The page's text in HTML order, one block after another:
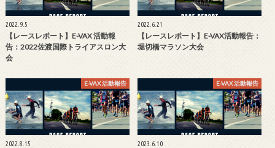
2022.9.5
【レースレポート】E-VAX 活動報
告：2022佐渡国際トライアスロン大
会
2022.6.21
【レースレポート】E-VAX活動報告：
堀切橋マラソン大会
E-VAX 活動報告
2022.8.15
E-VAX 活動報告
2023.6.10